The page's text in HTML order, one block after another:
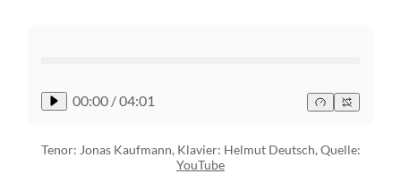
00:00 /04:01
Tenor: Jonas Kaufmann, Klavier: Helmut Deutsch, Quelle:
YouTube